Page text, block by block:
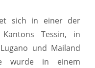
sich in einer der
Tessin, in
und Mailand
wurde in einem